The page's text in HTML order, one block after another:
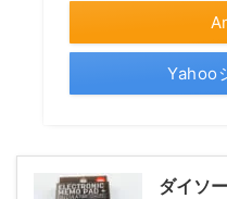
Yahoo
ダイソ